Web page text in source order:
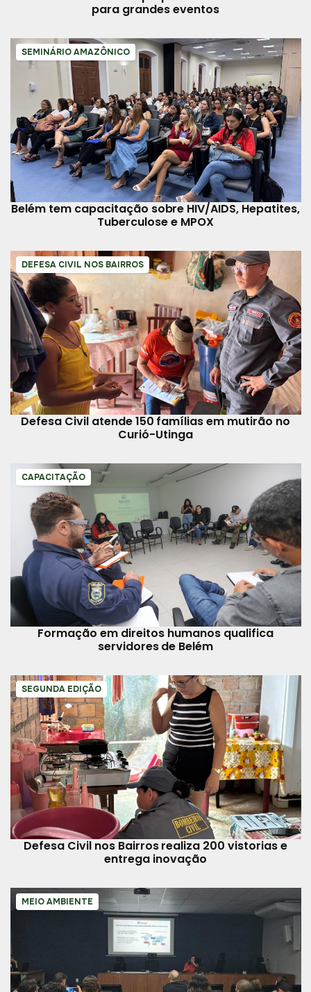
para grandes eventos
SEMINÁRIO AMAZÔNICO
Belém tem capacitação sobre HIV/AIDS, Hepatites,
Tuberculose e MPOX
DEFESA CIVIL NOS BAIRROS
Defesa Civil atende 150 famílias em mutirão no
Curió-Utinga
CAPACITAÇÃO
Formação em direitos humanos qualifica
servidores de Belém
SEGUNDA EDIÇÃO
Defesa Civil nos Bairros realiza 200 vistorias e
entrega inovação
MEIO AMBIENTE